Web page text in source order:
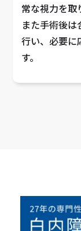
常な視力を取
また手術後
行い、必要に
す。